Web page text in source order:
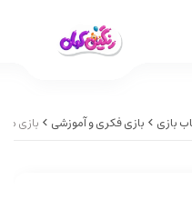
بازی بازی فکری و آموزشی بازی